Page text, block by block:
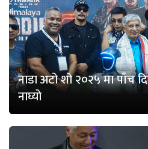
नाडा अटो शो २०२५ मा पाँच
नाघ्याे